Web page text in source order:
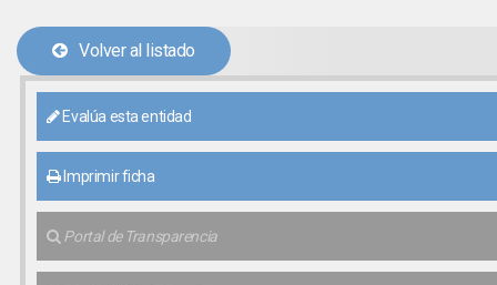
Volver al listado
Evalúa esta entidad
Imprimir ficha
Portal de Transparencia